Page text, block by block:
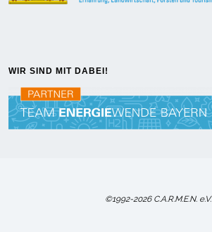
WIR SIND MIT DABEI!
©1992-2026 C.A.R.M.E.N. e.V.